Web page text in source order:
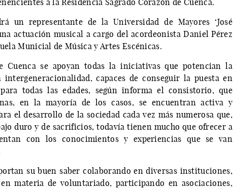
a la Residencia Sagrado Corazón de Cuenca.
un representante de la Universidad de Mayores ‘José
actuación musical a cargo del acordeonista Daniel Pérez
Municial de Música y Artes Escénicas.
Cuenca se apoyan todas la iniciativas que potencian la
capaces de conseguir la puesta en
todas las edades, según informa el consistorio, que
en la mayoría de los casos, se encuentran activa y
el desarrollo de la sociedad cada vez más numerosa que,
duro y de sacrificios, todavía tienen mucho que ofrecer a
con los conocimientos y experiencias que se van
su buen saber colaborando en diversas instituciones,
materia de voluntariado, participando en asociaciones,